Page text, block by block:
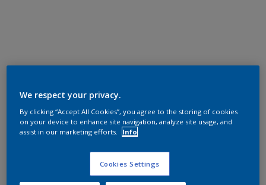
We respect your privacy.
By clicking “Accept All Cookies”, you agree to the storing of cookies
on your device to enhance site navigation, analyze site usage, and
assist in our marketing efforts.
Info
Cookies Settings